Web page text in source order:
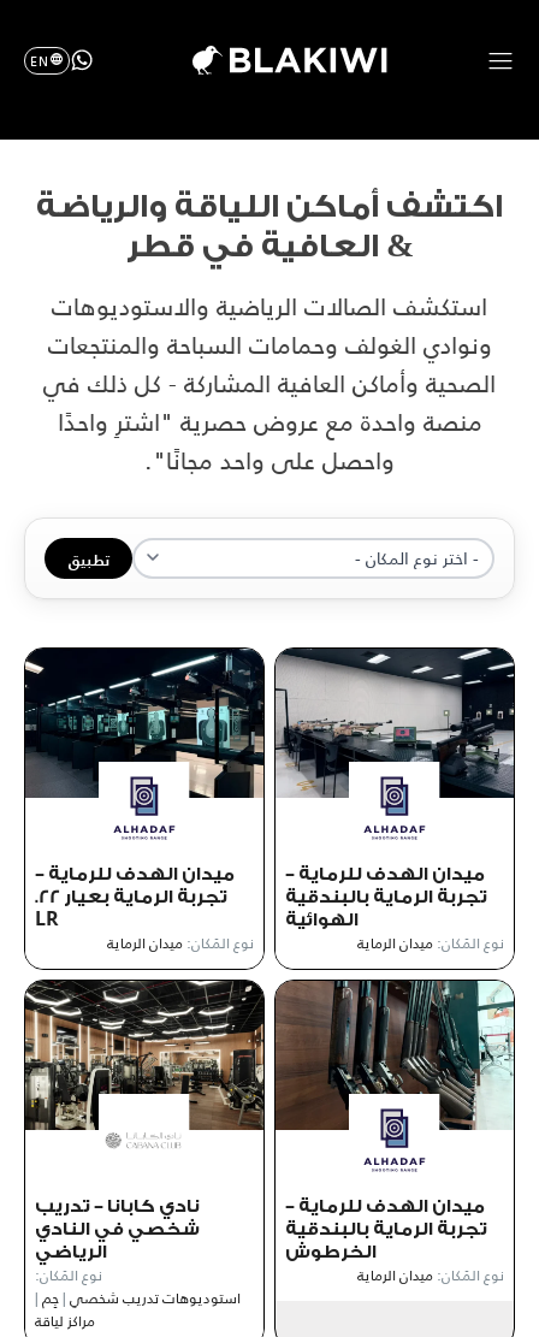
EN
اكتشف أماكن اللياقة والرياضة
& العافية في قطر
استكشف الصالات الرياضية والاستوديوهات
ونوادي الغولف وحمامات السباحة والمنتجعات
الصحية وأماكن العافية المشاركة - كل ذلك في
منصة واحدة مع عروض حصرية "اشترِ واحدًا
واحصل على واحد مجانًا".
تطبيق
ميدان الهدف للرماية –
تجربة الرماية بالبندقية
الهوائية
نوع المَكان:ميدان الرماية
ميدان الهدف للرماية –
تجربة الرماية بعيار ‎.22
LR
نوع المَكان:ميدان الرماية
ميدان الهدف للرماية –
تجربة الرماية بالبندقية
الخرطوش
نوع المَكان:ميدان الرماية
نادي كابانا – تدريب
شخصي في النادي
الرياضي
نوع المَكان:
استوديوهات تدريب شخصي|جِم|
مراكز لياقة